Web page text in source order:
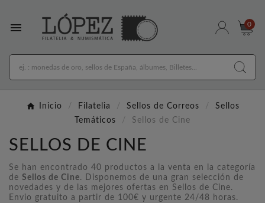
 0
Inicio Filatelia Sellos de Correos
Sellos
Temáticos
Sellos de Cine
SELLOS DE CINE
Se han encontrado 40 productos a la venta en la categoría
de Sellos de Cine. Disponemos de una gran selección de
novedades y de las mejores ofertas en Sellos de Cine.
Envio gratuito a partir de 100€ y urgente 24/48 horas.